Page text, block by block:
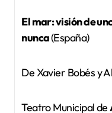
El mar: visión de
nunca(España)
De Xavier Bobés y
Teatro Municipal de